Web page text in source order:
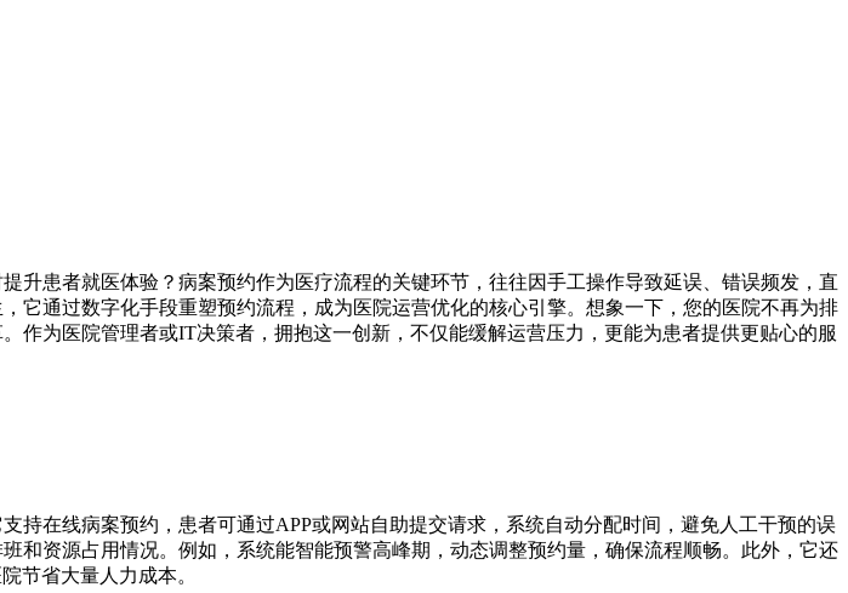
患者就医体验？病案预约作为医疗流程的关键环节，往往因手工操作导致延误、错误频发，直
它通过数字化手段重塑预约流程，成为医院运营优化的核心引擎。想象一下，您的医院不再为排
为医院管理者或IT决策者，拥抱这一创新，不仅能缓解运营压力，更能为患者提供更贴心的服
在线病案预约，患者可通过APP或网站自助提交请求，系统自动分配时间，避免人工干预的误
和资源占用情况。例如，系统能智能预警高峰期，动态调整预约量，确保流程顺畅。此外，它还
节省大量人力成本。